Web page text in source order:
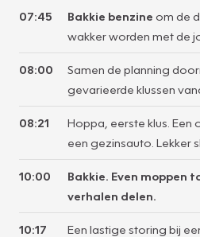
07:45 Bakkie benzine om de
wakker worden met de
08:00
Samen de planning
gevarieerde klussen
08:21
Hoppa, eerste klus.
een gezinsauto. Lekker
10:00
Bakkie. Even moppen
verhalen delen.
10:17
Een lastige storing bij